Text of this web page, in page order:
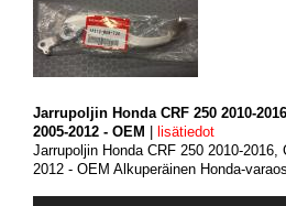
Jarrupoljin Honda CRF 250 2010-
2005-2012 - OEM
lisätiedot
Jarrupoljin Honda CRF 250 2010-2016,
2012 - OEM Alkuperäinen Honda-